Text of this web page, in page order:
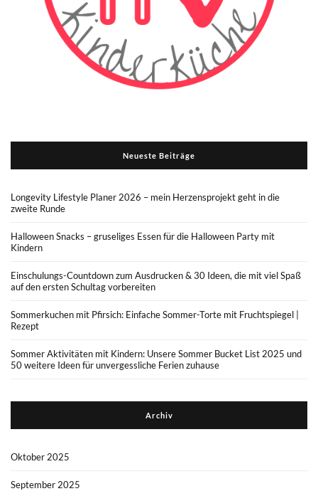
Neueste Beiträge
Longevity Lifestyle Planer 2026 – mein Herzensprojekt geht in die
zweite Runde
Halloween Snacks – gruseliges Essen für die Halloween Party mit
Kindern
Einschulungs-Countdown zum Ausdrucken & 30 Ideen, die mit viel Spaß
auf den ersten Schultag vorbereiten
Sommerkuchen mit Pfirsich: Einfache Sommer-Torte mit Fruchtspiegel |
Rezept
Sommer Aktivitäten mit Kindern: Unsere Sommer Bucket List 2025 und
50 weitere Ideen für unvergessliche Ferien zuhause
Archiv
Oktober 2025
September 2025